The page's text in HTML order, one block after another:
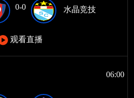
0-0 水晶竞技
观看直播
06:00